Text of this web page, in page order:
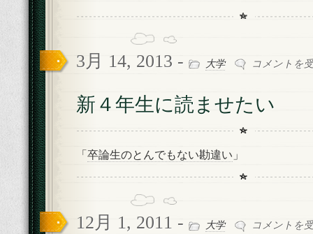
3月 14, 2013 - 大学
新
生
に
読
コメントを
新４年生に読ませたい
「卒論生のとんでもない勘違い 」
12月 1, 2011 - 大学
大
コメントを